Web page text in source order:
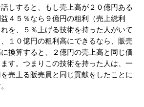
しすると、もし売上高が２０億円ある
４５％なら９億円の粗利（売上総利
を、５％上げる技術を持った人がいて
１０億円の粗利高にできるなら、販売
換算すると、２億円の売上高と同じ価
す。つまりこの技術を持った人は、一
売上る販売員と同じ貢献をしたことに